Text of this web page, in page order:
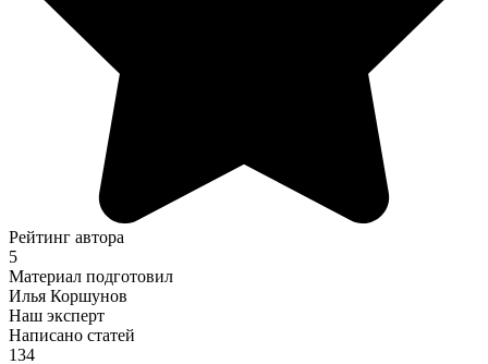
Рейтинг автора
5
Материал подготовил
Илья Коршунов
Наш эксперт
Написано статей
134